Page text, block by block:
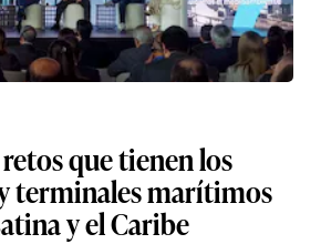
que tienen los
terminales marítimos
y el Caribe